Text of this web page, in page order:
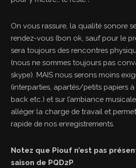
On vous rassure, la qualité sonore
rendez-vous (bon ok, sauf pour le
sera toujours des rencontres
(nous ne sommes toujours pas
skype). MAIS nous serons moins
(interparties, apartés/petits papiers
back etc.) et sur l’ambiance
alléger la charge de travail et
rapide de nos enregistrements.
Notez que Piouf n’est pas
saison de PQD2P.